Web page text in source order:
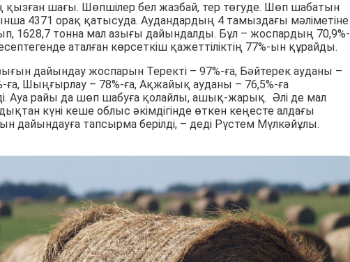
қызған шағы. Шөпшілер бел жазбай, тер төгуде. Шөп шабатын
4371 орақ қатысуда. Аудандардың 4 тамыздағы мәліметіне
1628,7 тонна мал азығы дайындалды. Бұл – жоспардың 70,9%-
аталған көрсеткіш қажеттіліктің 77%-ын құрайды.
дайындау жоспарын Теректі – 97%-ға, Бәйтерек ауданы –
ға, Шыңғырлау – 78%-ға, Ақжайық ауданы – 76,5%-ға
Ауа райы да шөп шабуға қолайлы, ашық-жарық. Әлі де мал
күні кеше облыс әкімдігінде өткен кеңесте алдағы
тапсырма берілді, – деді Рүстем Мүлкәйұлы.